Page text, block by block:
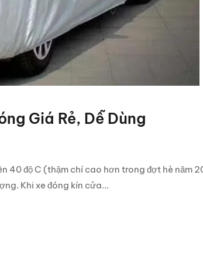
Giá Rẻ, Dễ Dùng
40 độ C (thậm chí cao hơn trong đợt hè năm
Khi xe đóng kín cửa...